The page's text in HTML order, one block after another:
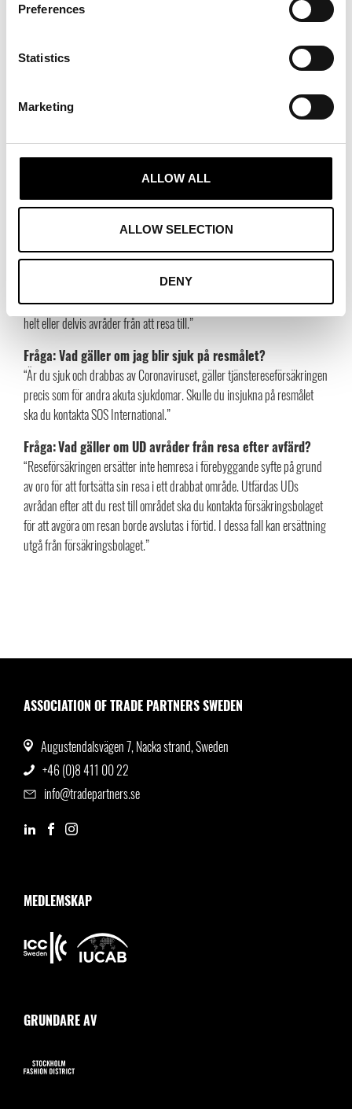
Preferences
Statistics
Marketing
ALLOW ALL
ALLOW SELECTION
DENY
är alltså i sig inte tillräckligt för att ge ersättning.”
minskad försäljning pga uteblivna kunder, kan jag få
Försäkring för Verksamhetsavbrott:
“Nej, eftersom försäkringen ersätter den förlust som uppstår p.g.a. en
skada på dina saker eller din lokal.”
Försäkring för Epidemiavbrott:
myndighetsbeslut riktat mot din lokal så kan försäkringen inte hjälpa
Fråga: Vad gäller vid tjänsteresa?
“Det är viktigt att notera att tjänstereseförsäkringen inte gäller om resan
inletts efter det att avrådan införts till de länder eller områden som UD
helt eller delvis avråder från att resa till.”
Fråga: Vad gäller om jag blir sjuk på resmålet?
“Är du sjuk och drabbas av Coronaviruset, gäller tjänstereseförsäkringen
precis som för andra akuta sjukdomar. Skulle du insjukna på resmålet
ska du kontakta SOS International.”
Fråga:Vad gäller om UD avråder från resa efter avfärd?
“Reseförsäkringen ersätter inte hemresa i förebyggande syfte på grund
av oro för att fortsätta sin resa i ett drabbat område. Utfärdas UDs
avrådan efter att du rest till området ska du kontakta försäkringsbolaget
för att avgöra om resan borde avslutas i förtid. I dessa fall kan ersättning
utgå från försäkringsbolaget.”
ASSOCIATION OF TRADE PARTNERS SWEDEN
Augustendalsvägen 7, Nacka strand, Sweden
+46 (0)8 411 00 22
info@tradepartners.se
MEDLEMSKAP
GRUNDARE AV